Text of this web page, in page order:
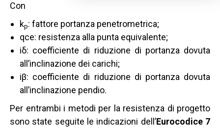
Con
kp: fattore portanza penetrometrica;
qce: resistenza alla punta equivalente;
iδ: coefficiente di riduzione di portanza dovuta
all’inclinazione dei carichi;
iβ: coefficiente di riduzione di portanza dovuta
all’inclinazione pendio.
Per entrambi i metodi per la resistenza di progetto
sono state seguite le indicazioni dell’Eurocodice 7